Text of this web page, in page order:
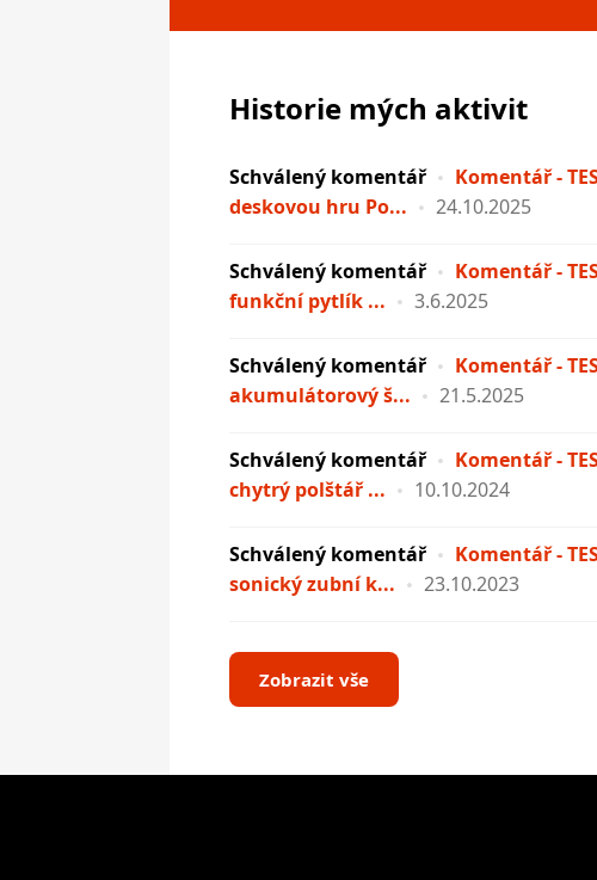
Historie mých aktivit
Schválený komentář
Komentář -
deskovou hru Po...
24.10.2025
Schválený komentář
Komentář -
funkční pytlík ...
3.6.2025
Schválený komentář
Komentář -
akumulátorový š...
21.5.2025
Schválený komentář
Komentář -
chytrý polštář ...
10.10.2024
Schválený komentář
Komentář -
sonický zubní k...
23.10.2023
Zobrazit vše